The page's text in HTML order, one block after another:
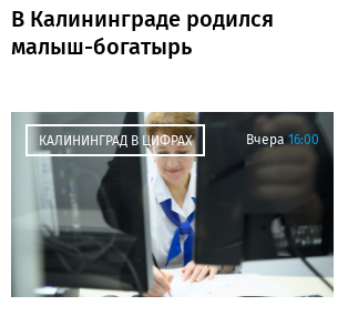
В Калининграде родился
малыш-богатырь
КАЛИНИНГРАД В ЦИФРАХ Вчера 16:00